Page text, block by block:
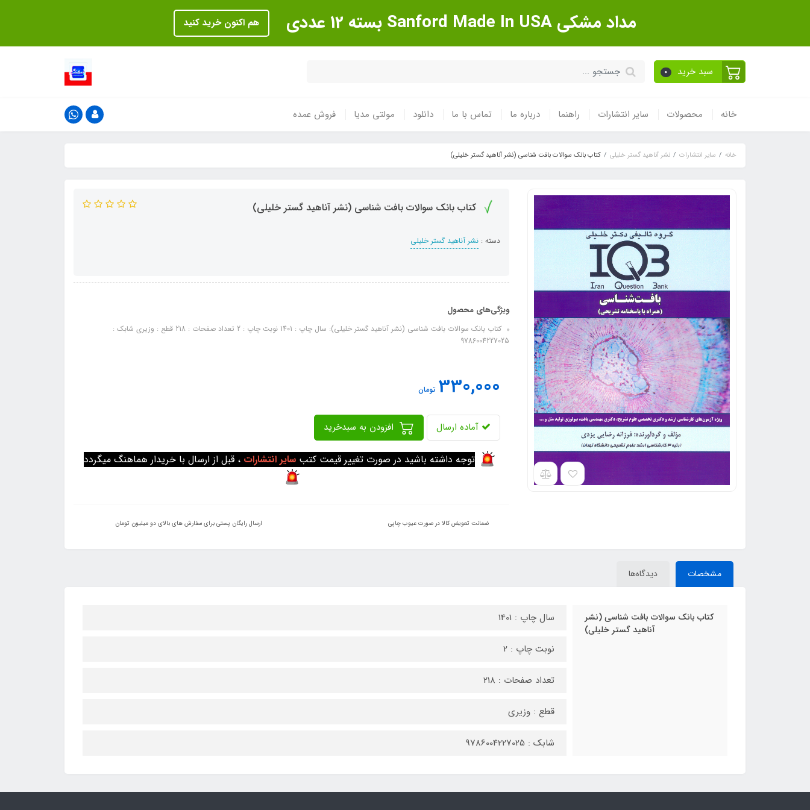
مداد مشکی Sanford Made In USA بسته 12 عددی هم اکنون خرید کنید
سبد خرید 0
خانه محصولات سایر انتشارات راهنما درباره ما تماس با ما دانلود مولتی مدیا فروش عمده
خانه سایر انتشارات نشر آناهید گستر خلیلی کتاب بانک سوالات بافت شناسی (نشر آناهید گستر خلیلی)
کتاب بانک سوالات بافت شناسی (نشر آناهید گستر خلیلی)
دسته : نشر آناهید گستر خلیلی
ویژگی‌های محصول
کتاب بانک سوالات بافت شناسی (نشر آناهید گستر خلیلی): سال چاپ : 1401 نوبت چاپ : 2 تعداد صفحات : 218 قطع : وزیری شابک :
9786004227025
330,000 تومان
آماده ارسال
توجه داشته باشید در صورت تغییر قیمت کتب سایر انتشارات ، قبل از ارسال با خریدار هماهنگ میگردد
ضمانت تعویض کالا در صورت عیوب چاپی ارسال رایگان پستی برای سفارش های بالای دو میلیون تومان
مشخصات دیدگاه‌ها
کتاب بانک سوالات بافت شناسی (نشر
آناهید گستر خلیلی)
سال چاپ : 1401
نوبت چاپ : 2
تعداد صفحات : 218
قطع : وزیری
شابک : 9786004227025